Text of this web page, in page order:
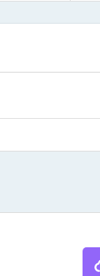
炉用瓷 卡通萌早餐奶
玉 K309汤罐3.9L 陶
RMB：